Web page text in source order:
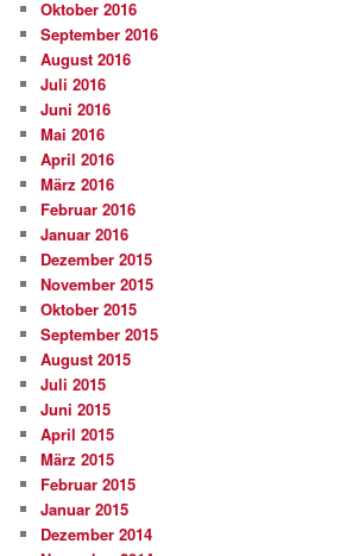
Oktober 2016
September 2016
August 2016
Juli 2016
Juni 2016
Mai 2016
April 2016
März 2016
Februar 2016
Januar 2016
Dezember 2015
November 2015
Oktober 2015
September 2015
August 2015
Juli 2015
Juni 2015
April 2015
März 2015
Februar 2015
Januar 2015
Dezember 2014